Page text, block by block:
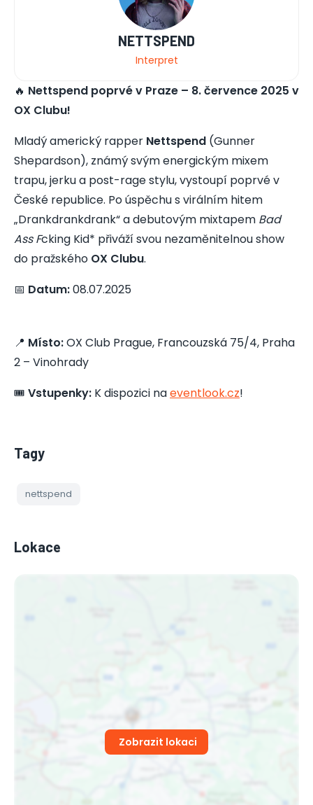
NETTSPEND
Interpret
🔥 Nettspend poprvé v Praze – 8. července 2025 v
OX Clubu!
Mladý americký rapper Nettspend (Gunner
Shepardson), známý svým energickým mixem
trapu, jerku a post-rage stylu, vystoupí poprvé v
České republice. Po úspěchu s virálním hitem
„Drankdrankdrank“ a debutovým mixtapem Bad
Ass Fcking Kid* přiváží svou nezaměnitelnou show
do pražského OX Clubu.​
📅 Datum:08.07.2025
📍 Místo:OX Club Prague, Francouzská 75/4, Praha
2 – Vinohrady
🎟️ Vstupenky: K dispozici naeventlook.cz​!
Tagy
nettspend
Lokace
Zobrazit lokaci